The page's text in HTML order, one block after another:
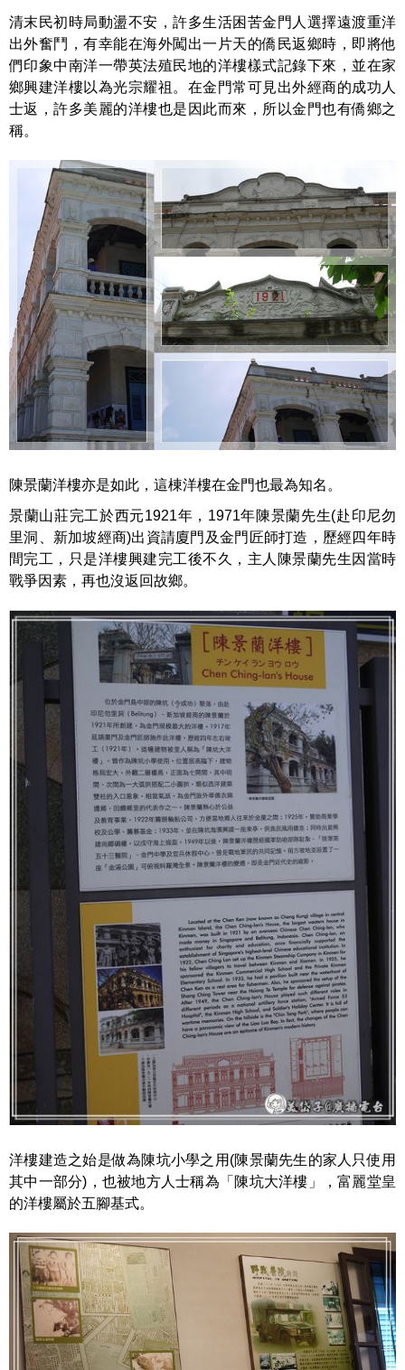
清末民初時局動盪不安，許多生活困苦金門人選擇遠渡重洋
出外奮鬥，有幸能在海外闖出一片天的僑民返鄉時，即將他
們印象中南洋一帶英法殖民地的洋樓樣式記錄下來，並在家
鄉興建洋樓以為光宗耀祖。在金門常可見出外經商的成功人
士返，許多美麗的洋樓也是因此而來，所以金門也有僑鄉之
稱。
陳景蘭洋樓亦是如此，這棟洋樓在金門也最為知名。
景蘭山莊完工於西元1921年，1971年陳景蘭先生(赴印尼勿
里洞、新加坡經商)出資請廈門及金門匠師打造，歷經四年時
間完工，只是洋樓興建完工後不久，主人陳景蘭先生因當時
戰爭因素，再也沒返回故鄉。
洋樓建造之始是做為陳坑小學之用(陳景蘭先生的家人只使用
其中一部分)，也被地方人士稱為「陳坑大洋樓」，富麗堂皇
的洋樓屬於五腳基式。